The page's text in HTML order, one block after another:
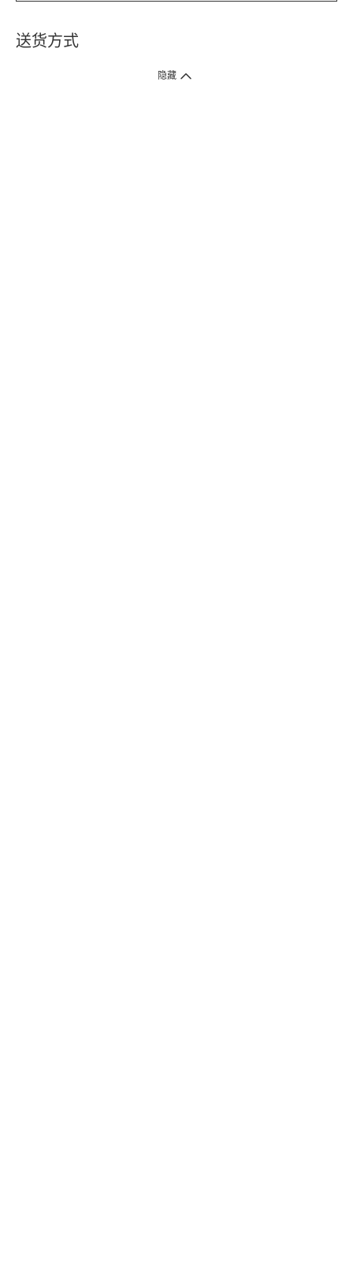
送货方式
1. 送货到府（受卫生署条例规管产品除外 ）
隐藏